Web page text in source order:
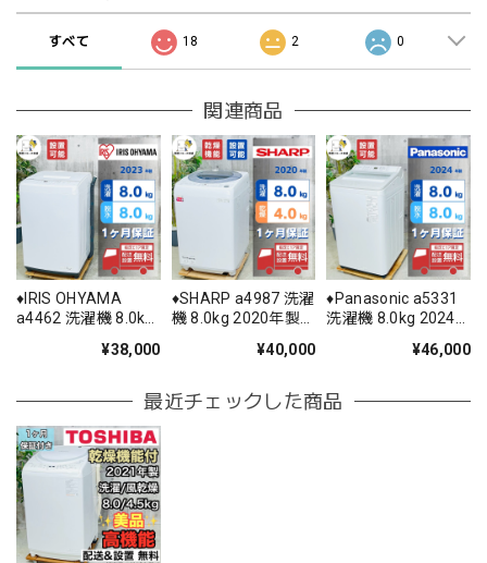
すべて 18 2 0
関連商品
♦️IRIS OHYAMA
a4462 洗濯機 8.0kg
¥38,000
♦️SHARP a4987 洗濯
機 8.0kg 2020年製
¥40,000
♦️Panasonic a5331
洗濯機 8.0kg 2024
¥46,000
最近チェックした商品